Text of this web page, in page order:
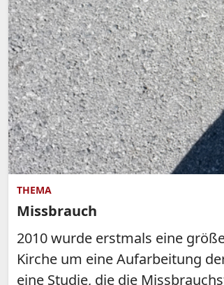
THEMA
Missbrauch
2010 wurde erstmals eine
Kirche um eine Aufarbeitung
eine Studie, die die